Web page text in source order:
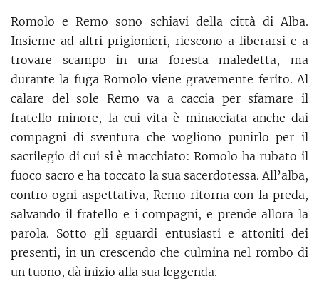
Romolo e Remo sono schiavi della città di Alba.
Insieme ad altri prigionieri, riescono a liberarsi e a
trovare scampo in una foresta maledetta, ma
durante la fuga Romolo viene gravemente ferito. Al
calare del sole Remo va a caccia per sfamare il
fratello minore, la cui vita è minacciata anche dai
compagni di sventura che vogliono punirlo per il
sacrilegio di cui si è macchiato: Romolo ha rubato il
fuoco sacro e ha toccato la sua sacerdotessa. All’alba,
contro ogni aspettativa, Remo ritorna con la preda,
salvando il fratello e i compagni, e prende allora la
parola. Sotto gli sguardi entusiasti e attoniti dei
presenti, in un crescendo che culmina nel rombo di
un tuono, dà inizio alla sua leggenda.